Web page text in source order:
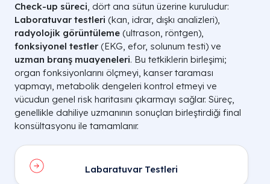
Check-up süreci, dört ana sütun üzerine kuruludur:
Laboratuvar testleri (kan, idrar, dışkı analizleri),
radyolojik görüntüleme (ultrason, röntgen),
fonksiyonel testler (EKG, efor, solunum testi) ve
uzman branş muayeneleri. Bu tetkiklerin birleşimi;
organ fonksiyonlarını ölçmeyi, kanser taraması
yapmayı, metabolik dengeleri kontrol etmeyi ve
vücudun genel risk haritasını çıkarmayı sağlar. Süreç,
genellikle dahiliye uzmanının sonuçları birleştirdiği final
konsültasyonu ile tamamlanır.
Labaratuvar Testleri